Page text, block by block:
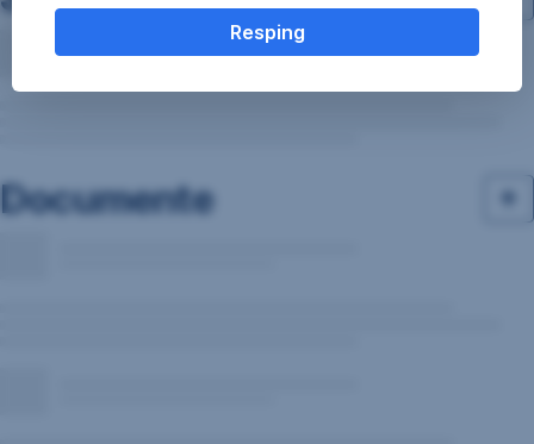
filă
nouă
Documente
Resping